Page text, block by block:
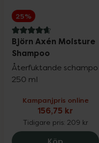
25%
4.8 av 5 i omdöme
Björn Axén Moisture
Shampoo
Återfuktande schampo
250 ml
Kampanjpris online
156,75 kr
Tidigare pris: 209 kr
Björn